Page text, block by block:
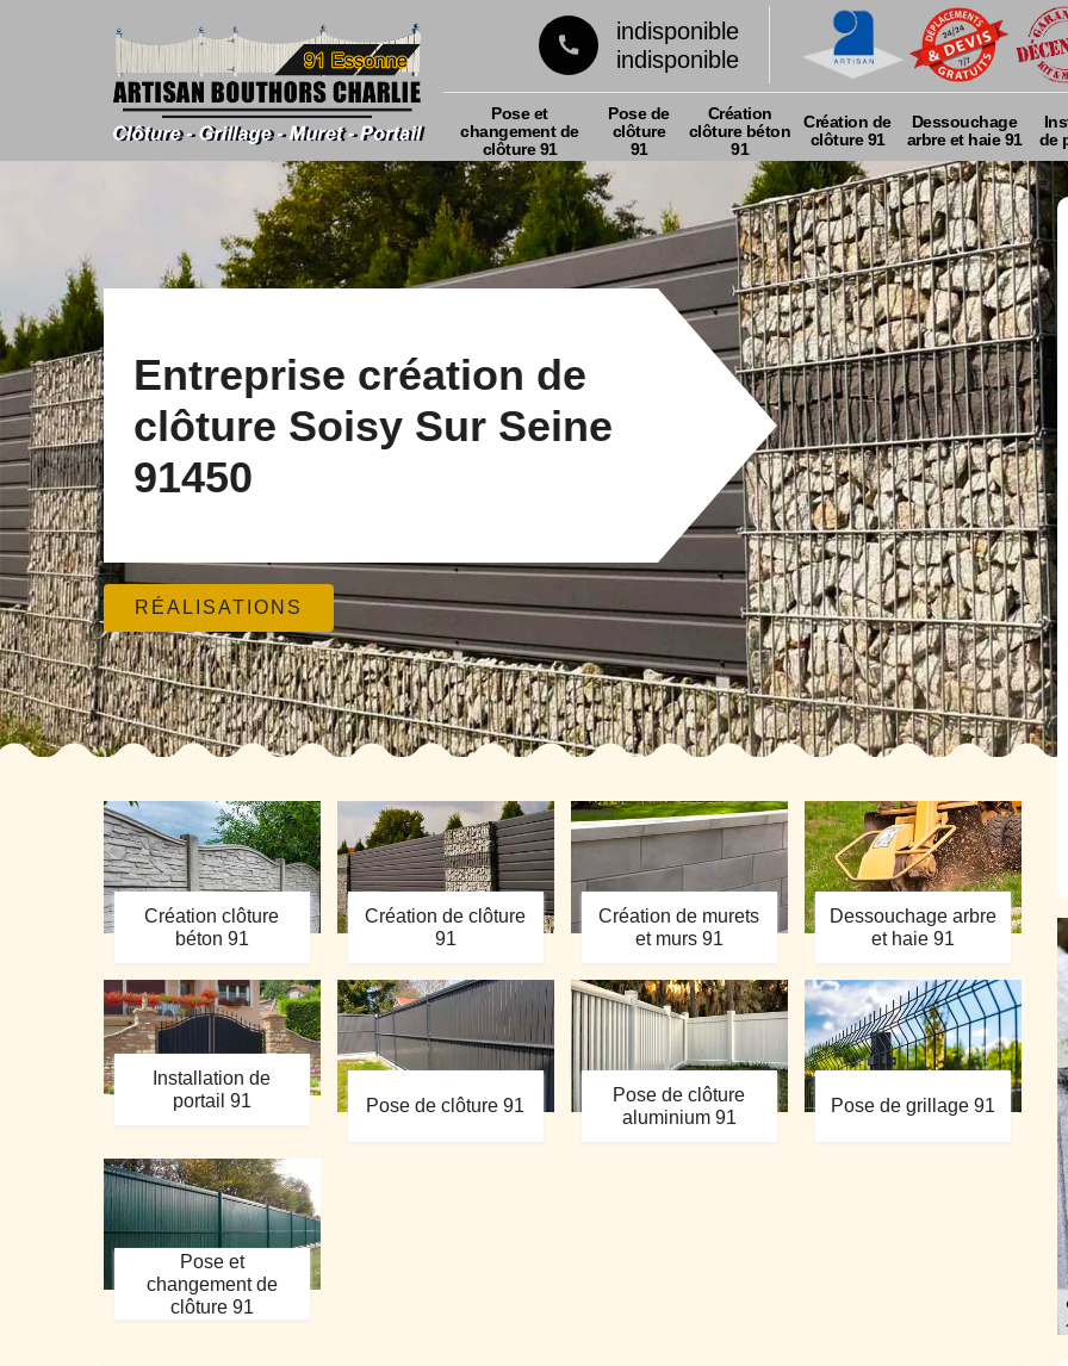
indisponible
indisponible
Pose et
changement de
clôture 91
Pose de
clôture
91
Création
clôture béton
91
Création de
clôture 91
Dessouchage
arbre et haie 91
de
Entreprise création de
clôture Soisy Sur Seine
91450
RÉALISATIONS
Création clôture
béton 91
Création de clôture
91
Création de murets
et murs 91
Dessouchage arbre
et haie 91
Installation de
portail 91
Pose de clôture 91
Pose de clôture
aluminium 91
Pose de grillage 91
Pose et
changement de
clôture 91